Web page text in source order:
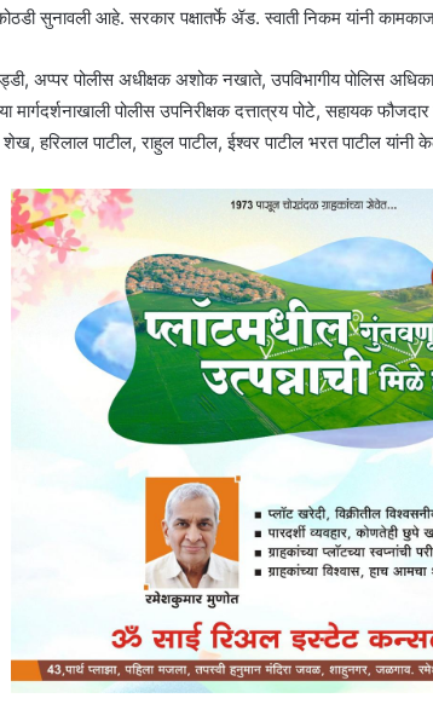
सुनावली आहे. सरकार पक्षातर्फे ॲड. स्वाती निकम यांनी
अप्पर पोलीस अधीक्षक अशोक नखाते, उपविभागीय पोलिस
मार्गदर्शनाखाली पोलीस उपनिरीक्षक दत्तात्रय पोटे, सहायक
हरिलाल पाटील, राहुल पाटील, ईश्वर पाटील भरत पाटील यांनी